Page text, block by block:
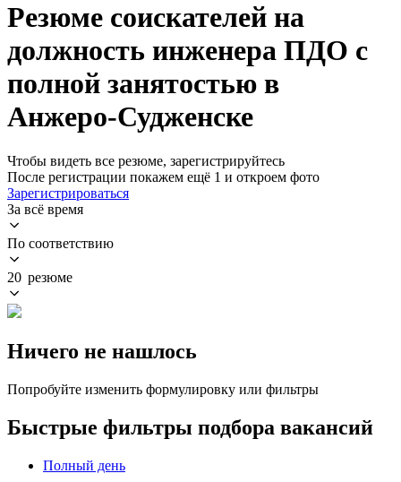
Резюме соискателей на
должность инженера ПДО с
полной занятостью в
Анжеро-Судженске
Чтобы видеть все резюме, зарегистрируйтесь
После регистрации покажем ещё 1 и откроем фото
Зарегистрироваться
За всё время
По соответствию
20 резюме
Ничего не нашлось
Попробуйте изменить формулировку или фильтры
Быстрые фильтры подбора вакансий
Полный день